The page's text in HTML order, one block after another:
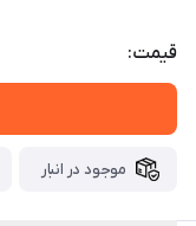
قیمت:
موجود در انبار